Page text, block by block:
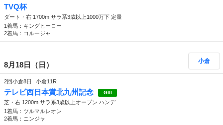
TVQ杯
ダート・右 1700m サラ系3歳以上1000万下 定量
1着馬：キングヒーロー
2着馬：コルージャ
8月18日（日） 小倉
2回小倉8日 小倉11R
テレビ西日本賞北九州記念 GIII
芝・右 1200m サラ系3歳以上オープン ハンデ
1着馬：ツルマルレオン
2着馬：ニンジャ